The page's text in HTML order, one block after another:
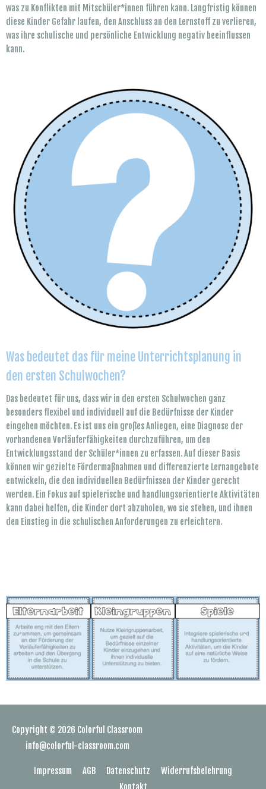
was zu Konflikten mit Mitschüler*innen führen kann. Langfristig können
diese Kinder Gefahr laufen, den Anschluss an den Lernstoff zu verlieren,
was ihre schulische und persönliche Entwicklung negativ beeinflussen
kann.
Was bedeutet das für meine Unterrichtsplanung in
den ersten Schulwochen?
Das bedeutet für uns, dass wir in den ersten Schulwochen ganz
besonders flexibel und individuell auf die Bedürfnisse der Kinder
eingehen möchten. Es ist uns ein großes Anliegen, eine Diagnose der
vorhandenen Vorläuferfähigkeiten durchzuführen, um den
Entwicklungsstand der Schüler*innen zu erfassen. Auf dieser Basis
können wir gezielte Fördermaßnahmen und differenzierte Lernangebote
entwickeln, die den individuellen Bedürfnissen der Kinder gerecht
werden. Ein Fokus auf spielerische und handlungsorientierte Aktivitäten
kann dabei helfen, die Kinder dort abzuholen, wo sie stehen, und ihnen
den Einstieg in die schulischen Anforderungen zu erleichtern.
Copyright © 2026 Colorful Classroom
info@colorful-classroom.com
Impressum AGB Datenschutz
Widerrufsbelehrung